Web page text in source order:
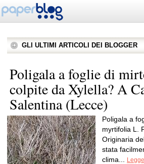
GLI ULTIMI ARTICOLI DEI BLOGGER
Poligala a foglie di
colpite da Xylella? A
Salentina (Lecce)
Poligala a
myrtifolia L.
Originaria
stata
clima...